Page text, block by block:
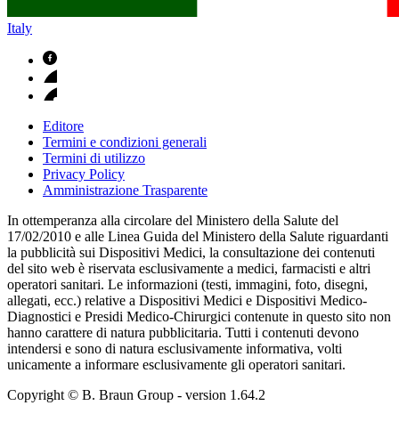
Italy
Editore
Termini e condizioni generali
Termini di utilizzo
Privacy Policy
Amministrazione Trasparente
In ottemperanza alla circolare del Ministero della Salute del
17/02/2010 e alle Linea Guida del Ministero della Salute riguardanti
la pubblicità sui Dispositivi Medici, la consultazione dei contenuti
del sito web è riservata esclusivamente a medici, farmacisti e altri
operatori sanitari. Le informazioni (testi, immagini, foto, disegni,
allegati, ecc.) relative a Dispositivi Medici e Dispositivi Medico-
Diagnostici e Presidi Medico-Chirurgici contenute in questo sito non
hanno carattere di natura pubblicitaria. Tutti i contenuti devono
intendersi e sono di natura esclusivamente informativa, volti
unicamente a informare esclusivamente gli operatori sanitari.
Copyright © B. Braun Group - version 1.64.2